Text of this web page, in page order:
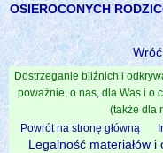
OSIEROCONYCH
Dostrzeganie bliźnich i
poważnie, o nas, dla Was i o
(także dla
Powrót na stronę główną
Legalność materiałów